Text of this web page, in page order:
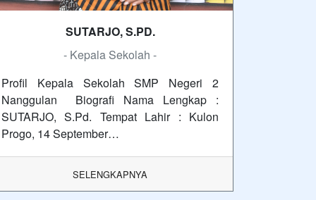
SUTARJO, S.PD.
- Kepala Sekolah -
Profil Kepala Sekolah SMP Negeri 2
Nanggulan Biografi Nama Lengkap :
SUTARJO, S.Pd. Tempat Lahir : Kulon
Progo, 14 September…
SELENGKAPNYA